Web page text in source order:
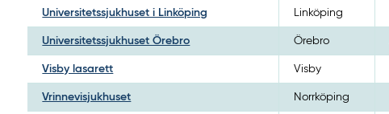
Universitetssjukhuset i Linköping Linköping
Universitetssjukhuset Örebro Örebro
Visby lasarett Visby
Vrinnevisjukhuset Norrköping